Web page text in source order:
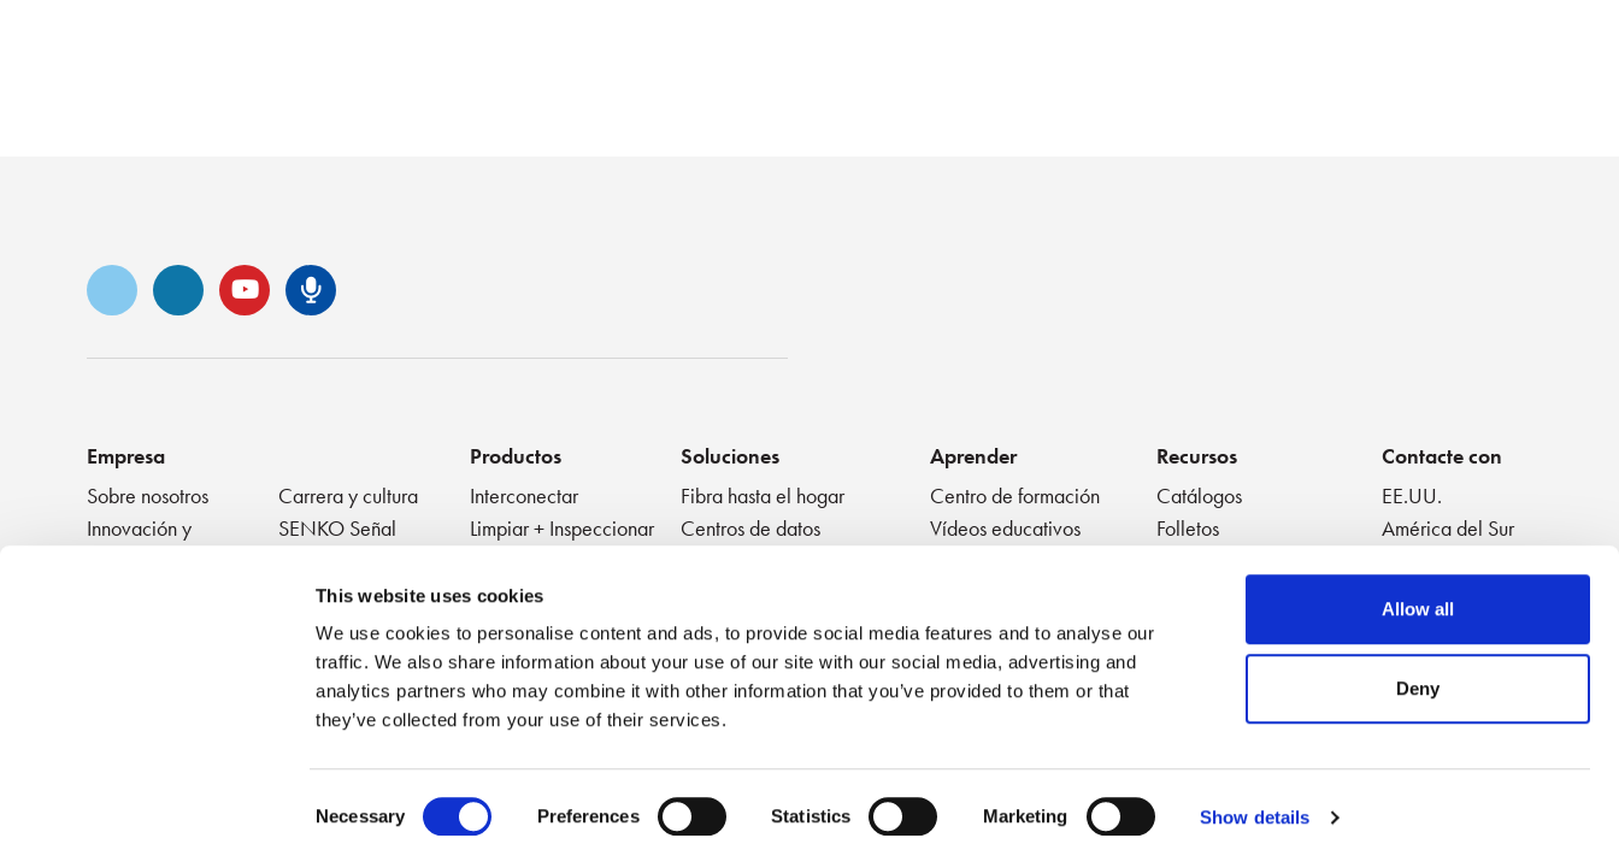
This website uses cookies
We use cookies to personalise content and ads, to provide social media features and to analyse our
traffic. We also share information about your use of our site with our social media, advertising and
analytics partners who may combine it with other information that you’ve provided to them or that
they’ve collected from your use of their services.
Selection
Necessary Preferences Statistics Marketing Show details
Allow all
Deny
Vimeo LinkedInYouTubePodcast de Senko
Empresa
Sobre nosotros
Carrera y cultura
Innovación y
reconocimiento
SENKO Señal
NOTICIAS
Productos
Interconectar
Limpiar + Inspeccionar
+ Probar
Dispositivos pasivos
Soluciones
Fibra hasta el hogar
Centros de datos
Factor de forma muy
pequeño
Aprender
Centro de formación
Vídeos educativos
Mejores prácticas
Seminario en línea
Recursos
Catálogos
Folletos
Notas de aplicación
Contacte con
EE.UU.
América del Sur
China
Tailandia
Australia
Todos los derechos reservados Condiciones de uso Política de privacidad Política de cookies Accesibilidad